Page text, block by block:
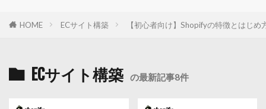
HOME ECサイト構築 【初心者向け】Shopifyの特徴とはじめ
ECサイト構築 の最新記事8件